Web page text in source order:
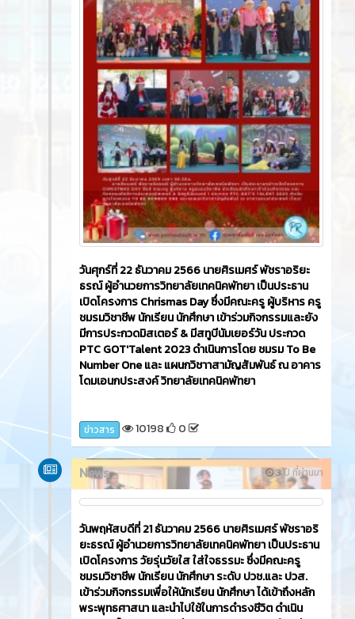
วันศุกร์ที่ 22 ธันวาคม 2566​ นายศิรเมศร์ พัชราอริยะ
ธรณ์ ผู้อำนวยการวิทยาลัยเทคนิคพัทยา เป็นประธาน
เปิดโครงการ Chrismas Day ซึ่งมีคณะครู ผู้บริหาร ครู
ชมรมวิชาชีพ นักเรียน นักศึกษา เข้าร่วมกิจกรรมและยัง
มีการประกวดมิสเตอร์ & มีสทูบีนัมเยอร์วัน ประกวด
PTC GOT'Talent 2023 ดำเนินการโดย ชมรม To Be
Number One และ แผนกวิชาาสามัญสัมพันธ์ ณ อาคาร
โดมเอนกประสงค์ วิทยาลัยเทคนิคพัทยา
ข่าวสาร 10198 0
3 ปี ที่ผ่านมา
News
วันพฤหัสบดีที่ 21 ธันวาคม 2566​ นายศิรเมศร์ พัชราอริ
ยะธรณ์ ผู้อำนวยการวิทยาลัยเทคนิคพัทยา เป็นประธาน
เปิดโครงการ วัยรุ่นวัยใส ใส่ใจธรรมะ ซึ่งมีคณะครู
ชมรมวิชาชีพ นักเรียน นักศึกษา ระดับ ปวช.และ ปวส.
เข้าร่วมกิจกรรมเพื่อให้นักเรียน นักศึกษา ได้เข้าถึงหลัก
พระพุทธศาสนา และนำไปใช้ในการดำรงชีวิต ดำเนิน